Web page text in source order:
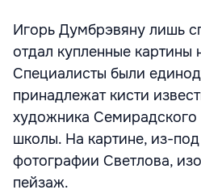
Игорь Думбрэвяну лишь
отдал купленные картины
Специалисты были
принадлежат кисти
художника Семирадского
школы. На картине, из-
фотографии Светлова,
пейзаж.